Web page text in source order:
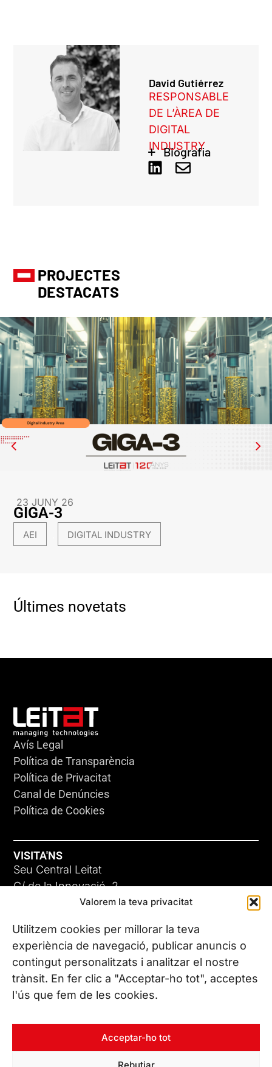
Valorem la teva privacitat
Utilitzem cookies per millorar la teva
experiència de navegació, publicar anuncis o
contingut personalitzats i analitzar el nostre
trànsit. En fer clic a "Acceptar-ho tot", acceptes
l'ús que fem de les cookies.
Acceptar-ho tot
Rebutjar
David Gutiérrez
RESPONSABLE
DE L’ÀREA DE
DIGITAL
INDUSTRY
Biografia
PROJECTES
DESTACATS
23 JUNY 26
GIGA-3
AEI DIGITAL INDUSTRY
Últimes novetats
Avís Legal
Política de Transparència
Política de Privacitat
Canal de Denúncies
Política de Cookies
VISITA'NS
Seu Central Leitat
C/ de la Innovació, 2
08225 Terrassa, (Barcelona)
Coneix les nostres seus
CONTACTA’NS
Tel. (+34) 937 882 300